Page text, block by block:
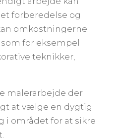
forberedelse og
omkostningerne
for eksempel
teknikker,
malerarbejde der
at vælge en dygtig
i området for at sikre